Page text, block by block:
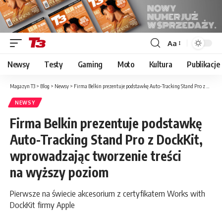
Font
Resizer
Aa
Newsy Testy Gaming Moto Kultura Publikacje
Magazyn T3 > Blog > Newsy > Firma Belkin prezentuje podstawkę Auto-Tracking Stand Pro z DockKit, wprowadzając tworzenie treści na wyższy poziom
NEWSY
Firma Belkin prezentuje podstawkę
Auto-Tracking Stand Pro z DockKit,
wprowadzając tworzenie treści
na wyższy poziom
Pierwsze na świecie akcesorium z certyfikatem Works with
DockKit firmy Apple